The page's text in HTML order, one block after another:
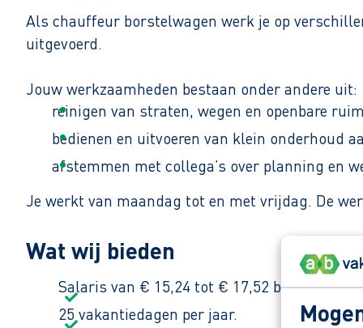
Als chauffeur borstelwagen werk je op
uitgevoerd.
Jouw werkzaamheden bestaan onder andere uit:
reinigen van straten, wegen en openbare
bedienen en uitvoeren van klein onderhoud
afstemmen met collega’s over planning en
Je werkt van maandag tot en met vrijdag. De
Wat wij bieden
Salaris van € 15,24 tot € 17,52 bruto per
25 vakantiedagen per jaar.